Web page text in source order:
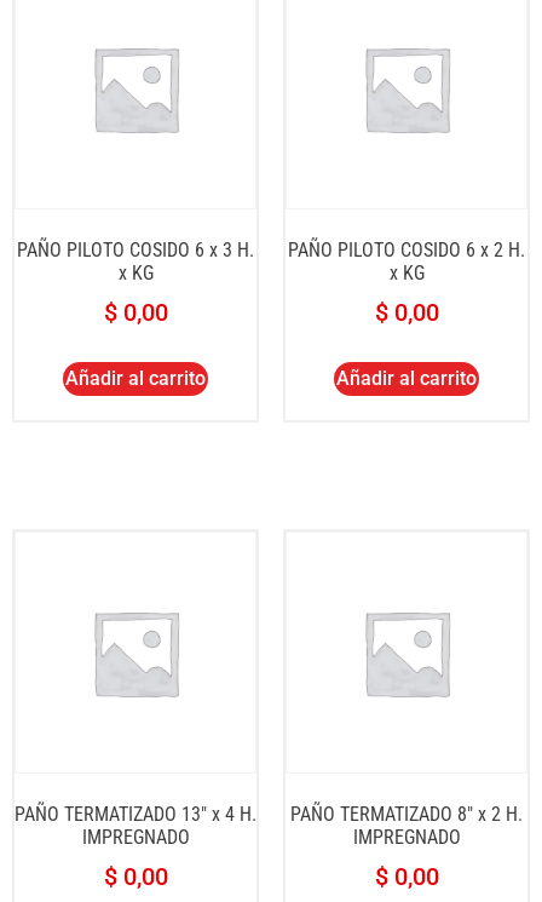
PAÑO PILOTO COSIDO 6 x 3 H.
x KG
$0,00
Añadir al carrito
PAÑO PILOTO COSIDO 6 x 2 H.
x KG
$0,00
Añadir al carrito
PAÑO TERMATIZADO 13″ x 4 H.
IMPREGNADO
$0,00
PAÑO TERMATIZADO 8″ x 2 H.
IMPREGNADO
$0,00